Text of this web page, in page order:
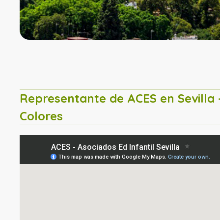
Representante de ACES en
Colores